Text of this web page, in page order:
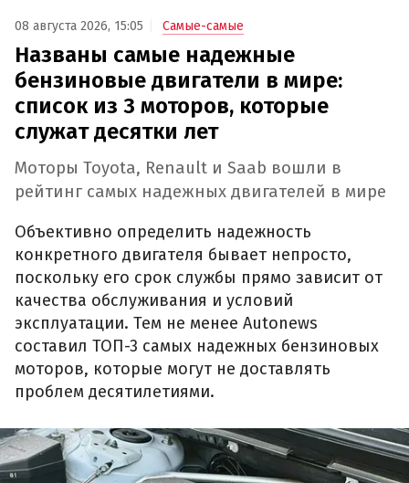
08 августа 2026, 15:05 Самые-самые
Названы самые надежные
бензиновые двигатели в мире:
список из 3 моторов, которые
служат десятки лет
Моторы Toyota, Renault и Saab вошли в
рейтинг самых надежных двигателей в мире
Объективно определить надежность
конкретного двигателя бывает непросто,
поскольку его срок службы прямо зависит от
качества обслуживания и условий
эксплуатации. Тем не менее Autonews
составил ТОП-3 самых надежных бензиновых
моторов, которые могут не доставлять
проблем десятилетиями.